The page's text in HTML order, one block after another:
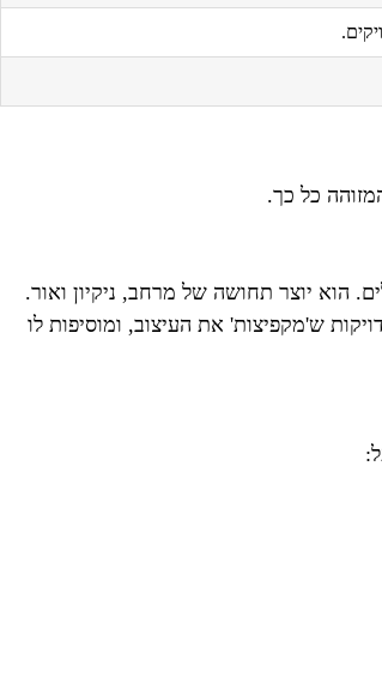
כל כך.
הוא יוצר תחושה של מרחב, ניקיון ואור.
ש'מקפיצות' את העיצוב, ומוסיפות לו